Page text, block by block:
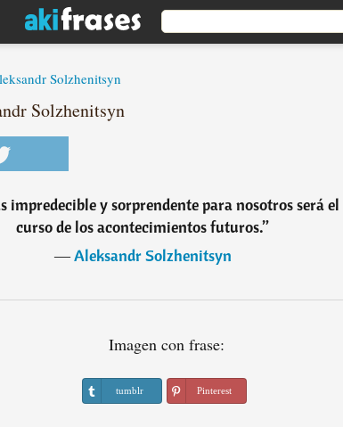
Solzhenitsyn
Solzhenitsyn
impredecible y sorprendente para nosotros será el
curso de los acontecimientos futuros.”
―Aleksandr Solzhenitsyn
Imagen con frase:
tumblr Pinterest